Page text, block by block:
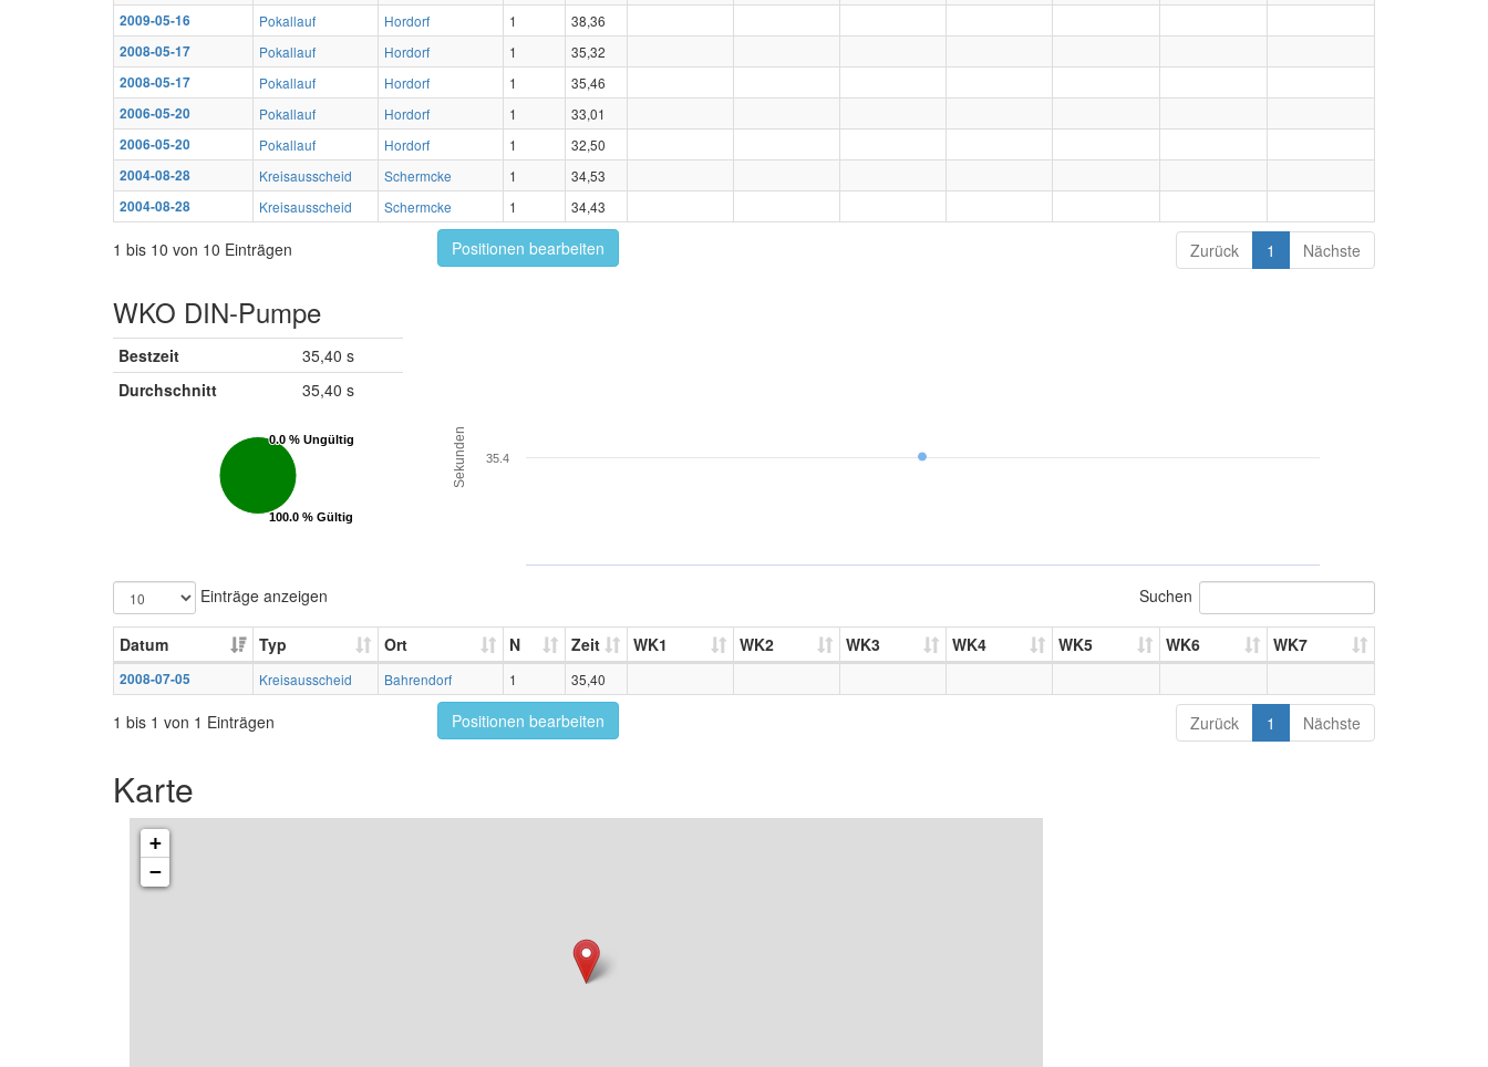
2009-05-16
Pokallauf Hordorf 1
38,36
2008-05-17
Pokallauf Hordorf 1
35,32
2008-05-17
Pokallauf Hordorf 1
35,46
2006-05-20
Pokallauf Hordorf 1
33,01
2006-05-20
Pokallauf Hordorf 1
32,50
2004-08-28
Kreisausscheid Schermcke 1
34,53
2004-08-28
Kreisausscheid Schermcke 1 34,43
1 bis 10 von 10 Einträgen Positionen bearbeiten Zurück 1 Nächste
WKO DIN-Pumpe
Bestzeit
35,40 s
Durchschnitt
35,40 s
0.0 % Ungültig
0.0 % Ungültig
100.0 % Gültig
100.0 % Gültig
Sekunden 35.4
Einträge anzeigen Suchen
Datum Typ Ort N Zeit WK1 WK2 WK3 WK4 WK5 WK6 WK7
2008-07-05 Kreisausscheid Bahrendorf 1 35,40
1 bis 1 von 1 Einträgen Positionen bearbeiten Zurück 1 Nächste
Karte
+
−